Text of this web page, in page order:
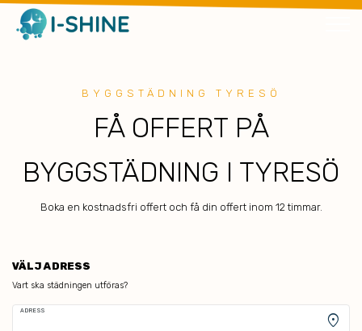
BYGGSTÄDNING TYRESÖ
FÅ OFFERT PÅ
BYGGSTÄDNING I TYRESÖ
Boka en kostnadsfri offert och få din offert inom 12 timmar.
VÄLJ ADRESS
Vart ska städningen utföras?
ADRESS
location_on